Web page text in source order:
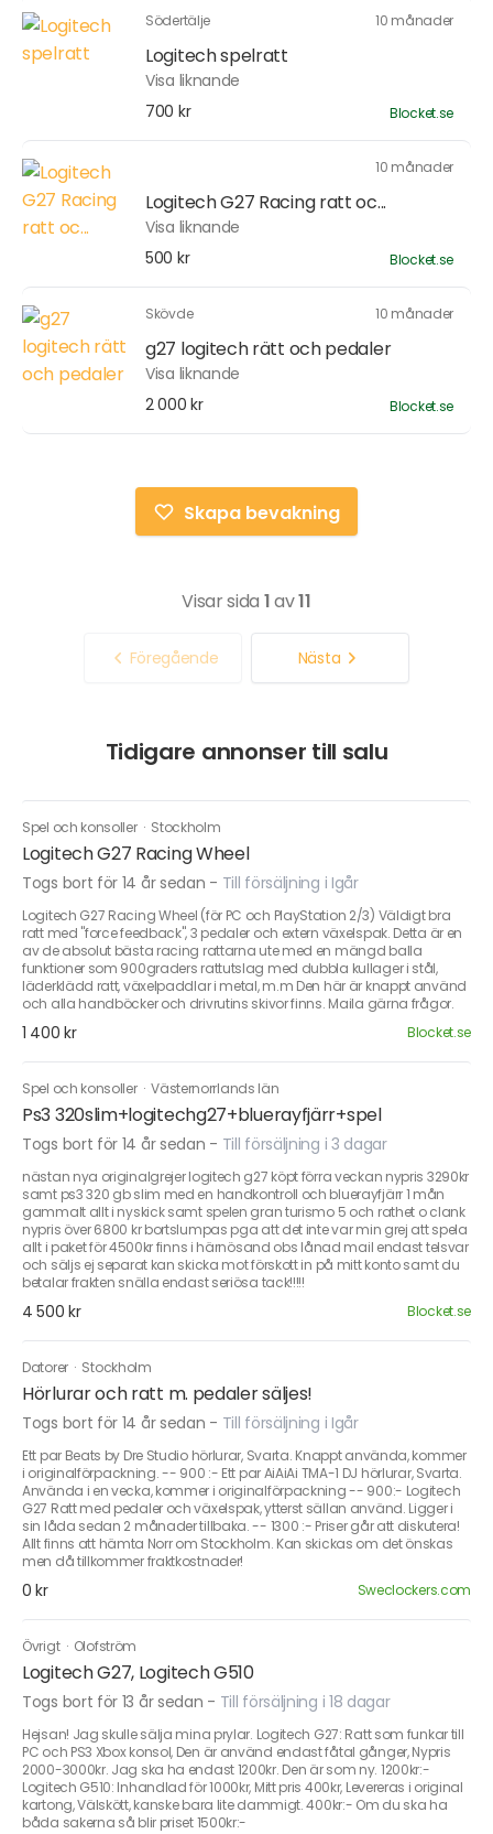
Södertälje 10 månader
Logitech spelratt
Visa liknande
700 kr
Blocket.se
10 månader
Logitech G27 Racing ratt oc...
Visa liknande
500 kr
Blocket.se
Skövde 10 månader
g27 logitech rätt och pedaler
Visa liknande
2 000 kr
Blocket.se
Skapa bevakning
Visar sida 1av11
Föregående Nästa
Tidigare annonser till salu
Spel och konsoller · Stockholm
Logitech G27 Racing Wheel
Togs bort för 14 år sedan - Till försäljning i Igår
Logitech G27 Racing Wheel (för PC och PlayStation 2/3) Väldigt bra
ratt med "force feedback", 3 pedaler och extern växelspak. Detta är en
av de absolut bästa racing rattarna ute med en mängd balla
funktioner som 900graders rattutslag med dubbla kullager i stål,
läderklädd ratt, växelpaddlar i metal, m.m Den här är knappt använd
och alla handböcker och drivrutins skivor finns. Maila gärna frågor.
1 400 kr Blocket.se
Spel och konsoller ·Västernorrlands län
Ps3 320slim+logitechg27+bluerayfjärr+spel
Togs bort för 14 år sedan - Till försäljning i 3 dagar
nästan nya originalgrejer logitech g27 köpt förra veckan nypris 3290kr
samt ps3 320 gb slim med en handkontroll och bluerayfjärr 1 mån
gammalt allt i nyskick samt spelen gran turismo 5 och rathet o clank
nypris över 6800 kr bortslumpas pga att det inte var min grej att spela
allt i paket för 4500kr finns i härnösand obs lånad mail endast telsvar
och säljs ej separat kan skicka mot förskott in på mitt konto samt du
betalar frakten snälla endast seriösa tack!!!!!
4 500 kr Blocket.se
Datorer · Stockholm
Hörlurar och ratt m. pedaler säljes!
Togs bort för 14 år sedan - Till försäljning i Igår
Ett par Beats by Dre Studio hörlurar, Svarta. Knappt använda, kommer
i originalförpackning. -- 900 :- Ett par AiAiAi TMA-1 DJ hörlurar, Svarta.
Använda i en vecka, kommer i originalförpackning -- 900:- Logitech
G27 Ratt med pedaler och växelspak, ytterst sällan använd. Ligger i
sin låda sedan 2 månader tillbaka. -- 1300 :- Priser går att diskutera!
Allt finns att hämta Norr om Stockholm. Kan skickas om det önskas
men då tillkommer fraktkostnader!
0 kr Sweclockers.com
Övrigt · Olofström
Logitech G27, Logitech G510
Togs bort för 13 år sedan - Till försäljning i 18 dagar
Hejsan! Jag skulle sälja mina prylar. Logitech G27: Ratt som funkar till
PC och PS3 Xbox konsol, Den är använd endast fåtal gånger, Nypris
2000-3000kr. Jag ska ha endast 1200kr. Den är som ny. 1200kr:-
Logitech G510: Inhandlad för 1000kr, Mitt pris 400kr, Levereras i original
kartong, Välskött, kanske bara lite dammigt. 400kr:- Om du ska ha
båda sakerna så blir priset 1500kr:-